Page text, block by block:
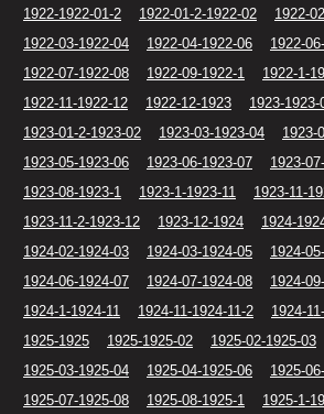
1922-1922-01-2
1922-01-2-1922-02
1922-
1922-03-1922-04
1922-04-1922-06
1922-
1922-07-1922-08
1922-09-1922-1
1922-1-
1922-11-1922-12
1922-12-1923
1923-1923-
1923-01-2-1923-02
1923-03-1923-04
1923-
1923-05-1923-06
1923-06-1923-07
1923-
1923-08-1923-1
1923-1-1923-11
1923-11-
1923-11-2-1923-12
1923-12-1924
1924-
1924-02-1924-03
1924-03-1924-05
1924-
1924-06-1924-07
1924-07-1924-08
1924-
1924-1-1924-11
1924-11-1924-11-2
1924-
1925-1925
1925-1925-02
1925-02-1925-03
1925-03-1925-04
1925-04-1925-06
1925-
1925-07-1925-08
1925-08-1925-1
1925-1-